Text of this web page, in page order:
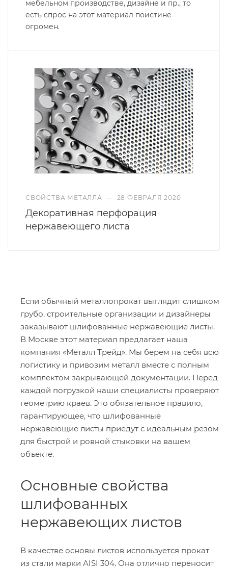
мебельном производстве, дизайне и пр., то
есть спрос на этот материал поистине
огромен.
СВОЙСТВА МЕТАЛЛА — 28 ФЕВРАЛЯ 2020
Декоративная перфорация
нержавеющего листа
Если обычный металлопрокат выглядит слишком
грубо, строительные организации и дизайнеры
заказывают шлифованные нержавеющие листы.
В Москве этот материал предлагает наша
компания «Металл Трейд». Мы берем на себя всю
логистику и привозим металл вместе с полным
комплектом закрывающей документации. Перед
каждой погрузкой наши специалисты проверяют
геометрию краев. Это обязательное правило,
гарантирующее, что шлифованные
нержавеющие листы приедут с идеальным резом
для быстрой и ровной стыковки на вашем
объекте.
Основные свойства
шлифованных
нержавеющих листов
В качестве основы листов используется прокат
из стали марки AISI 304. Она отлично переносит